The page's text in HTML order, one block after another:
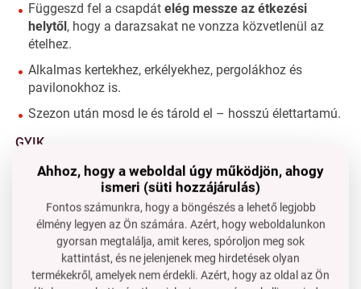
Függeszd fel a csapdát elég messze az étkezési
helytől , hogy a darazsakat ne vonzza közvetlenül az
ételhez.
Alkalmas kertekhez, erkélyekhez, pergolákhoz és
pavilonokhoz is.
Szezon után mosd le és tárold el – hosszú élettartamú.
GYIK
Biztonságos a méhek számára is?
Igen, a sör sziruppal általában nem vonzza a méheket, így
a csapda főként a darazsakat célozza.
Milyen gyakran kell újratölteni a csalit?
A forró napokon javasoljuk, hogy minden 2-3 napban
ellenőrizd.
Ahhoz, hogy a weboldal úgy működjön, ahogy
ismeri (süti hozzájárulás)
Fontos számunkra, hogy a böngészés a lehető legjobb
élmény legyen az Ön számára. Azért, hogy weboldalunkon
gyorsan megtalálja, amit keres, spóroljon meg sok
kattintást, és ne jelenjenek meg hirdetések olyan
termékekről, amelyek nem érdekli. Azért, hogy az oldal az Ön